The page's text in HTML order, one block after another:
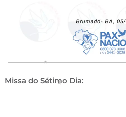
Missa do Sétimo Dia: